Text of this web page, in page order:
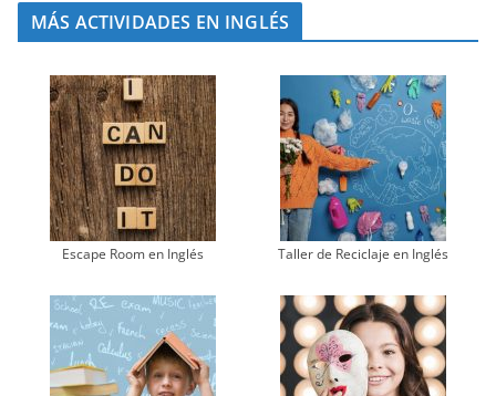
MÁS ACTIVIDADES EN INGLÉS
Escape Room en Inglés Taller de Reciclaje en Inglés